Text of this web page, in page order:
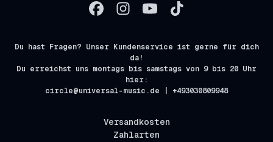
Du hast Fragen? Unser Kundenservice ist gerne für dich
da!
Du erreichst uns montags bis samstags von 9 bis 20 Uhr
hier:
circle@universal-music.de | +493030809948
Versandkosten
Zahlarten